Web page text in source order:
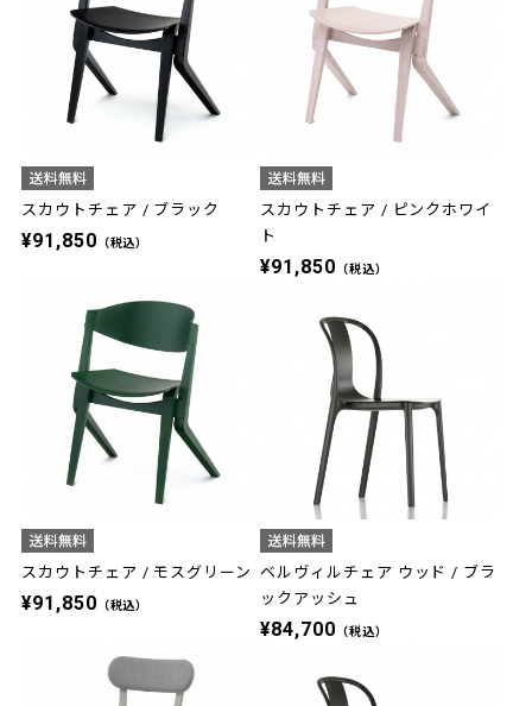
スカウトチェア / ブラック
¥91,850 （税込）
スカウトチェア / ピンクホワイ
ト
¥91,850 （税込）
スカウトチェア / モスグリーン
¥91,850 （税込）
ベルヴィルチェア ウッド / ブラ
ックアッシュ
¥84,700 （税込）